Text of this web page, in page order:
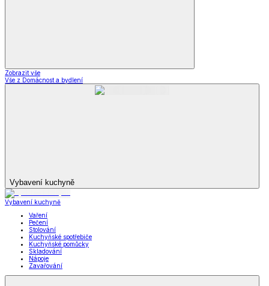
Zobrazit vše
Vše z Domácnost a bydlení
Vybavení kuchyně
Vybavení kuchyně
Vaření
Pečení
Stolování
Kuchyňské spotřebiče
Kuchyňské pomůcky
Skladování
Nápoje
Zavařování